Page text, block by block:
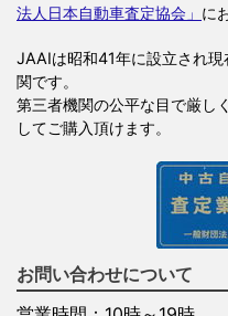
法人日本自動車査定協会」 に
JAAIは昭和41年に設立され
関です。
第三者機関の公平な目で厳し
してご購入頂けます。
お問い合わせについて